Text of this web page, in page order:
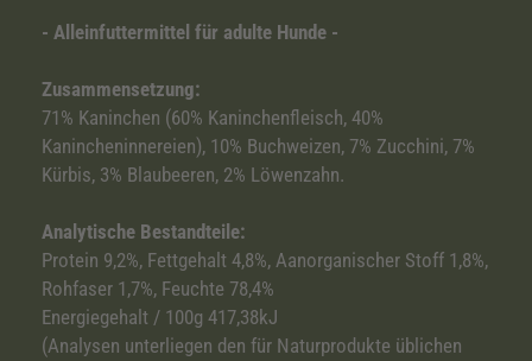
- Alleinfuttermittel für adulte Hunde -
Zusammensetzung:
71% Kaninchen (60% Kaninchenfleisch, 40%
Kanincheninnereien), 10% Buchweizen, 7% Zucchini, 7%
Kürbis, 3% Blaubeeren, 2% Löwenzahn.
Analytische Bestandteile:
Protein 9,2%, Fettgehalt 4,8%, Aanorganischer Stoff 1,8%,
Rohfaser 1,7%, Feuchte 78,4%
Energiegehalt / 100g 417,38kJ
(Analysen unterliegen den für Naturprodukte üblichen